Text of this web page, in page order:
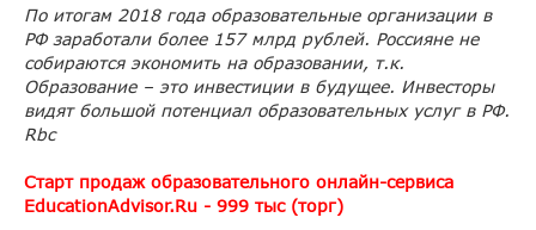
По итогам 2018 года образовательные организации в
РФ заработали более 157 млрд рублей. Россияне не
собираются экономить на образовании, т.к.
Образование – это инвестиции в будущее. Инвесторы
видят большой потенциал образовательных услуг в РФ.
Rbc
Старт продаж образовательного онлайн-сервиса
EducationAdvisor.Ru - 999 тыс (торг)